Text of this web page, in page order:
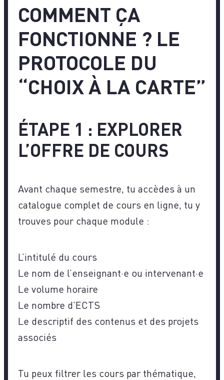
COMMENT ÇA
FONCTIONNE ? LE
PROTOCOLE DU
“CHOIX À LA CARTE”
ÉTAPE 1 : EXPLORER
L’OFFRE DE COURS
Avant chaque semestre, tu accèdes à un
catalogue complet de cours en ligne, tu y
trouves pour chaque module :
L’intitulé du cours
Le nom de l’enseignant·e ou intervenant·e
Le volume horaire
Le nombre d’ECTS
Le descriptif des contenus et des projets
associés
Tu peux filtrer les cours par thématique,